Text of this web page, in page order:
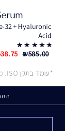
32 + Hyaluronic
Acid
₪585.00
*עומד בתקן ISO. מבוסס על צמחים ומינרלים לא דלקיים